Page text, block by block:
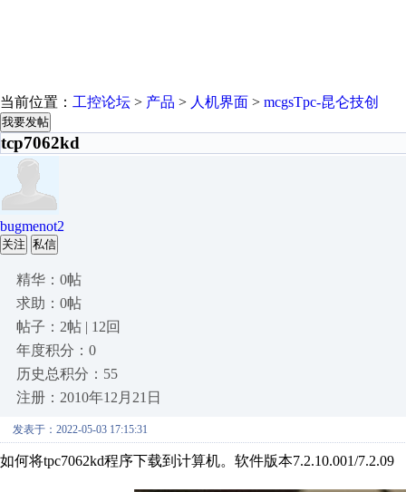
当前位置： 工控论坛 > 产品 > 人机界面 > mcgsTpc-昆仑技创
我要发帖
tcp7062kd
bugmenot2
关注 私信
精华：0帖
求助：0帖
帖子：2帖 | 12回
年度积分：0
历史总积分：55
注册：2010年12月21日
发表于：2022-05-03 17:15:31
如何将tpc7062kd程序下载到计算机。软件版本7.2.10.001/7.2.09